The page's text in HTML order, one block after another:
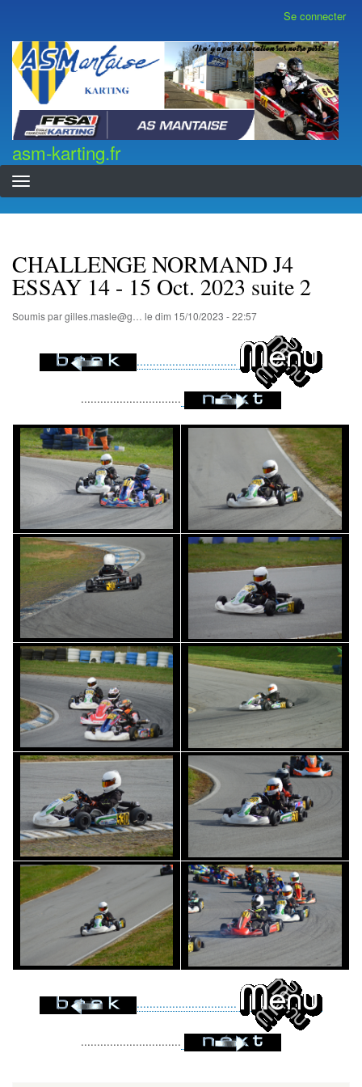
contenu
principal
compte
de
l'utilisateur
Se connecter
asm-karting.fr
asm-karting.fr
CHALLENGE NORMAND J4
ESSAY 14 - 15 Oct. 2023 suite 2
Soumis pargilles.masle@g… le dim 15/10/2023 - 22:57
...............................
...............................
...............................
...............................